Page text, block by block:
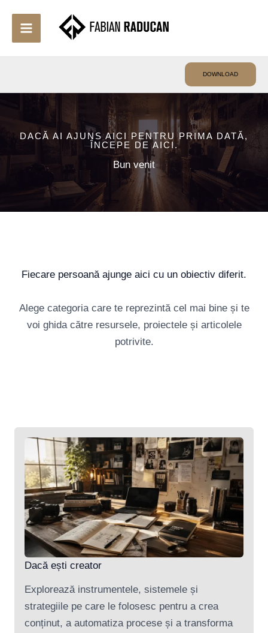
content
DOWNLOAD
DACĂ AI AJUNS AICI PENTRU PRIMA DATĂ,
ÎNCEPE DE AICI.
Bun venit
Fiecare persoană ajunge aici cu un obiectiv diferit.
Alege categoria care te reprezintă cel mai bine și te
voi ghida către resursele, proiectele și articolele
potrivite.
Dacă ești creator
Explorează instrumentele, sistemele și
strategiile pe care le folosesc pentru a crea
conținut, a automatiza procese și a transforma